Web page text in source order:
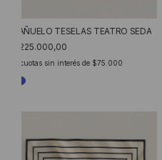
PAÑUELO TESELAS TEATRO SEDA
$225.000,00
cuotas sin interés de $75.000